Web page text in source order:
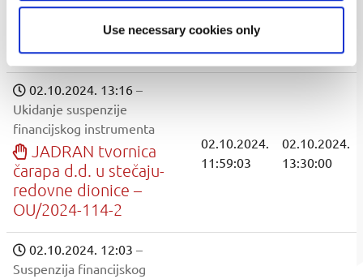
Use necessary cookies only
čarapa d.d. u stečaju-
redovne dionice –
OU/2024-116
02.10.2024. 13:16 –
Ukidanje suspenzije
financijskog instrumenta
JADRAN tvornica
čarapa d.d. u stečaju-
redovne dionice –
OU/2024-114-2
02.10.2024.
11:59:03
02.10.2024.
13:30:00
02.10.2024. 12:03 –
Suspenzija financijskog